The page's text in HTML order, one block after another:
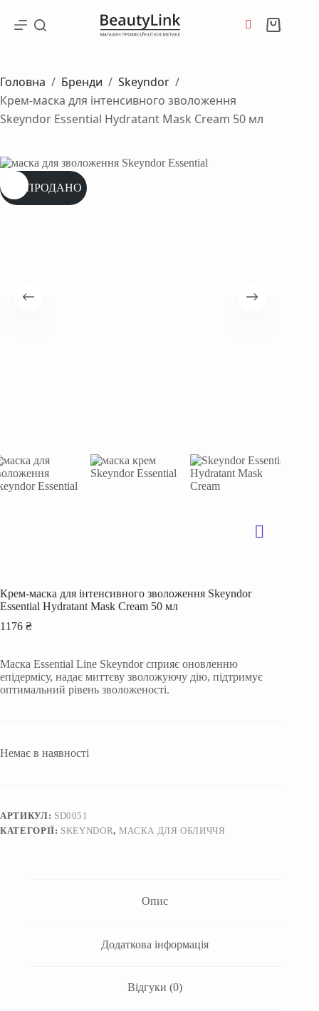
вмісту
Кошик
Головна / Бренди / Skeyndor /
Крем-маска для інтенсивного зволоження
Skeyndor Essential Hydratant Mask Cream 50 мл
РОЗПРОДАНО
Крем-маска для інтенсивного зволоження Skeyndor
Essential Hydratant Mask Cream 50 мл
1176 ₴
Маска Essential Line Skeyndor сприяє оновленню
епідермісу, надає миттєву зволожуючу дію, підтримує
оптимальний рівень зволоженості.
Немає в наявності
АРТИКУЛ: SD0051
КАТЕГОРІЇ: SKEYNDOR, МАСКА ДЛЯ ОБЛИЧЧЯ
Опис
Додаткова інформація
Відгуки (0)